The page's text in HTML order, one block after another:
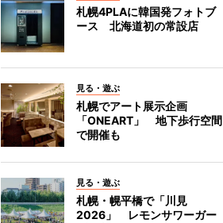
札幌4PLAに韓国発フォトブ
ース 北海道初の常設店
見る・遊ぶ
札幌でアート展示企画
「ONEART」 地下歩行空間
で開催も
見る・遊ぶ
札幌・幌平橋で「川見
2026」 レモンサワーガー